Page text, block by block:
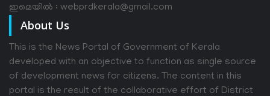
ഇമെയിൽ : webprdkerala@gmail.com
About Us
This is the News Portal of Government of Kerala
developed with an objective to function as single source
of development news for citizens. The content in this
portal is the result of the collaborative effort of District